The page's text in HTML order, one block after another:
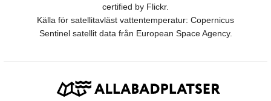
certified by Flickr.
Källa för satellitavläst vattentemperatur: Copernicus
Sentinel satellit data från European Space Agency.